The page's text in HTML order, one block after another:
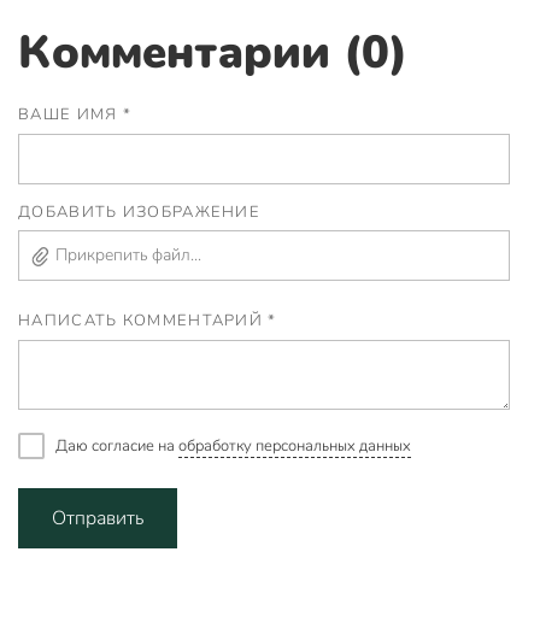
Комментарии (0)
ВАШЕ ИМЯ *
ДОБАВИТЬ ИЗОБРАЖЕНИЕ
Прикрепить файл...
НАПИСАТЬ КОММЕНТАРИЙ *
Даю согласие на обработку персональных данных
Отправить